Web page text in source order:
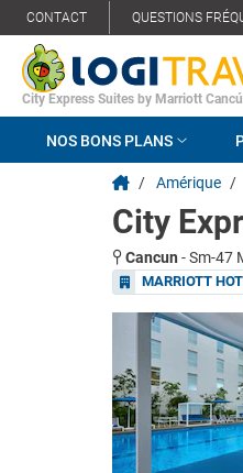
CONTACT QUESTIONS
City Express Suites by Marriott
NOS BONS PLANS
/ Amérique /
City
Cancun -Sm-47
MARRIOTT